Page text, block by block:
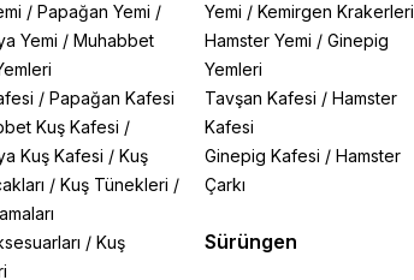
/ Papağan Yemi /
Yemi / Muhabbet
/ Papağan Kafesi
Kuş Kafesi /
Kuş Kafesi / Kuş
/ Kuş Tünekleri /
/ Kuş
Yemi / Kemirgen Krakerleri
Hamster Yemi / Ginepig
Yemleri
Tavşan Kafesi / Hamster
Kafesi
Ginepig Kafesi / Hamster
Çarkı
Sürüngen